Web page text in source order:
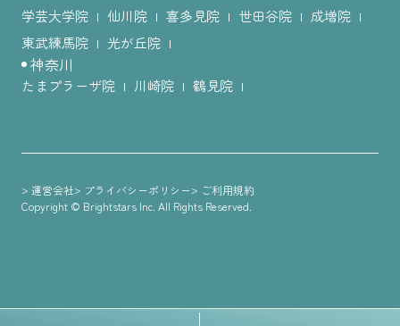
学芸大学院
仙川院 喜多見院 世田谷院
成増院
東武練馬院
光が丘院
神奈川
たまプラーザ院 川崎院 鶴見院
> 運営会社> プライバシーポリシー> ご利用規約
Copyright © Brightstars Inc. All Rights Reserved.